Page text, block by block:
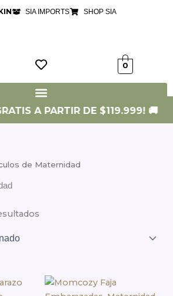
SIA IMPORTS SHOP SIA
0
A PARTIR DE $119.999! 🚚
de Maternidad
producto